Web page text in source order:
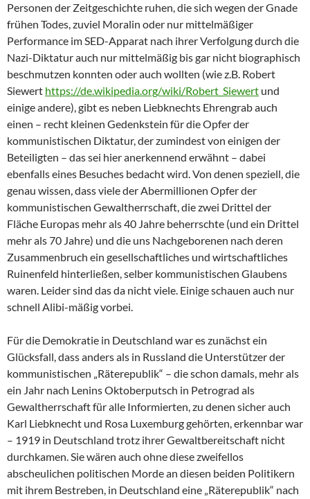
Personen der Zeitgeschichte ruhen, die sich wegen der Gnade
frühen Todes, zuviel Moralin oder nur mittelmäßiger
Performance im SED-Apparat nach ihrer Verfolgung durch die
Nazi-Diktatur auch nur mittelmäßig bis gar nicht biographisch
beschmutzen konnten oder auch wollten (wie z.B. Robert
Siewert https://de.wikipedia.org/wiki/Robert_Siewert und
einige andere), gibt es neben Liebknechts Ehrengrab auch
einen – recht kleinen Gedenkstein für die Opfer der
kommunistischen Diktatur, der zumindest von einigen der
Beteiligten – das sei hier anerkennend erwähnt – dabei
ebenfalls eines Besuches bedacht wird. Von denen speziell, die
genau wissen, dass viele der Abermillionen Opfer der
kommunistischen Gewaltherrschaft, die zwei Drittel der
Fläche Europas mehr als 40 Jahre beherrschte (und ein Drittel
mehr als 70 Jahre) und die uns Nachgeborenen nach deren
Zusammenbruch ein gesellschaftliches und wirtschaftliches
Ruinenfeld hinterließen, selber kommunistischen Glaubens
waren. Leider sind das da nicht viele. Einige schauen auch nur
schnell Alibi-mäßig vorbei.
Für die Demokratie in Deutschland war es zunächst ein
Glücksfall, dass anders als in Russland die Unterstützer der
kommunistischen „Räterepublik“ – die schon damals, mehr als
ein Jahr nach Lenins Oktoberputsch in Petrograd als
Gewaltherrschaft für alle Informierten, zu denen sicher auch
Karl Liebknecht und Rosa Luxemburg gehörten, erkennbar war
– 1919 in Deutschland trotz ihrer Gewaltbereitschaft nicht
durchkamen. Sie wären auch ohne diese zweifellos
abscheulichen politischen Morde an diesen beiden Politikern
mit ihrem Bestreben, in Deutschland eine „Räterepublik“ nach